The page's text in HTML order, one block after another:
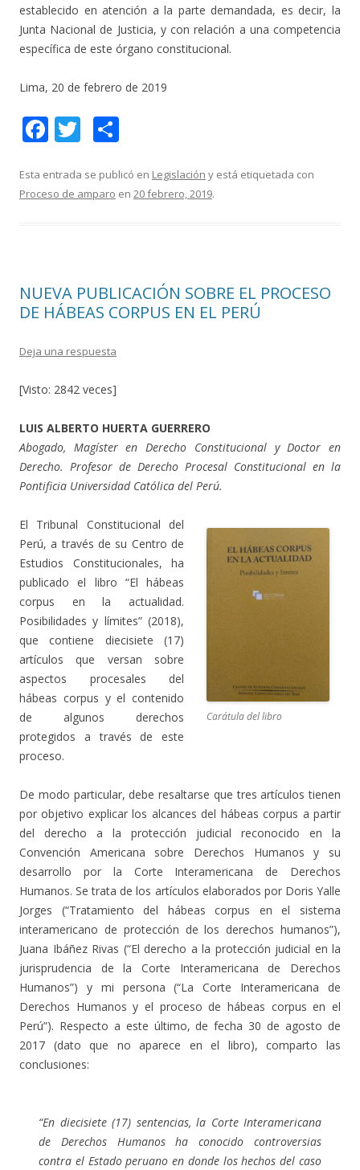
establecido en atención a la parte demandada, es decir, la
Junta Nacional de Justicia, y con relación a una competencia
específica de este órgano constitucional.
Lima, 20 de febrero de 2019
F
e
b
k
T
itt
er
m
p
r
Esta entrada se publicó en Legislación y está etiquetada con
Proceso de amparo en 20 febrero, 2019.
NUEVA PUBLICACIÓN SOBRE EL PROCESO
DE HÁBEAS CORPUS EN EL PERÚ
Deja una respuesta
[Visto: 2842 veces]
LUIS ALBERTO HUERTA GUERRERO
Abogado, Magíster en Derecho Constitucional y Doctor en
Derecho. Profesor de Derecho Procesal Constitucional en la
Pontificia Universidad Católica del Perú.
Carátula del libro
El Tribunal Constitucional del
Perú, a través de su Centro de
Estudios Constitucionales, ha
publicado el libro “El hábeas
corpus en la actualidad.
Posibilidades y límites” (2018),
que contiene diecisiete (17)
artículos que versan sobre
aspectos procesales del
hábeas corpus y el contenido
de algunos derechos
protegidos a través de este
proceso.
De modo particular, debe resaltarse que tres artículos tienen
por objetivo explicar los alcances del hábeas corpus a partir
del derecho a la protección judicial reconocido en la
Convención Americana sobre Derechos Humanos y su
desarrollo por la Corte Interamericana de Derechos
Humanos. Se trata de los artículos elaborados por Doris Yalle
Jorges (“Tratamiento del hábeas corpus en el sistema
interamericano de protección de los derechos humanos”),
Juana Ibáñez Rivas (“El derecho a la protección judicial en la
jurisprudencia de la Corte Interamericana de Derechos
Humanos”) y mi persona (“La Corte Interamericana de
Derechos Humanos y el proceso de hábeas corpus en el
Perú”). Respecto a este último, de fecha 30 de agosto de
2017 (dato que no aparece en el libro), comparto las
conclusiones:
“En diecisiete (17) sentencias, la Corte Interamericana
de Derechos Humanos ha conocido controversias
contra el Estado peruano en donde los hechos del caso